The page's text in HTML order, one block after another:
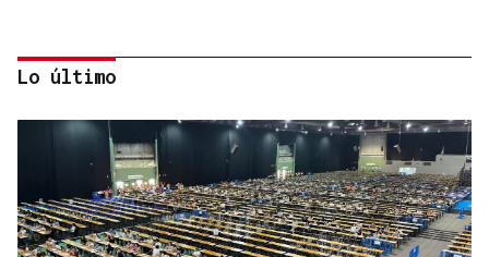
Lo último